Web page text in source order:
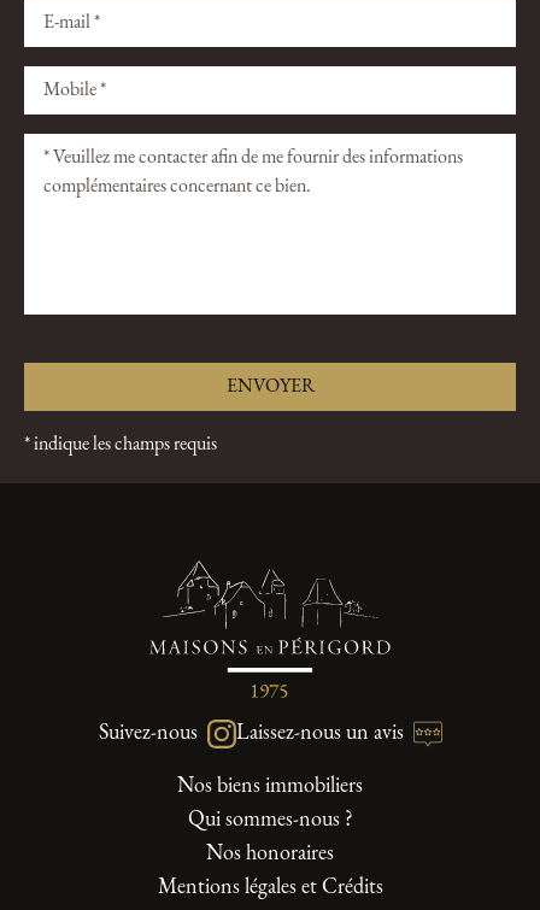
ce
champ
Veuillez
ce
champ
* indique les champs requis
Suivez-nous Laissez-nous un avis
Nos biens immobiliers
Qui sommes-nous ?
Nos honoraires
Mentions légales et Crédits